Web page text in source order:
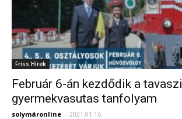
Friss Hírek
Február 6-án kezdődik a tavaszi
gyermekvasutas tanfolyam
solymáronline - 2021.01.16.